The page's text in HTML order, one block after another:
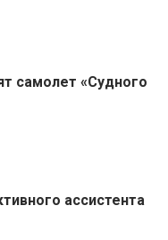
самолет «Судного
ассистента